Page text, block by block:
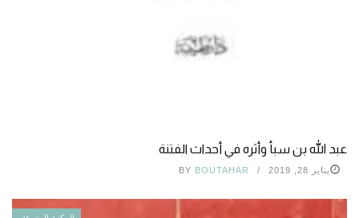
عبد الله بن سبأ وأثره في أحداث الفتنة
يناير 28, 2019 BY BOUTAHAR